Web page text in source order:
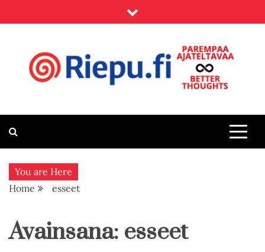
to
Riepu.fi
You are Here
Home
esseet
Avainsana: esseet